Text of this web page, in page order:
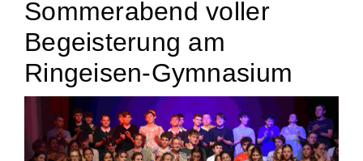
Stellen
Sommerabend voller
Begeisterung am
Ringeisen-Gymnasium